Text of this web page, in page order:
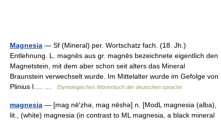
Magnesia — Sf (Mineral) per. Wortschatz fach. (18. Jh.)
Entlehnung. L. magnēs aus gr. magnēs bezeichnete eigentlich den
Magnetstein, mit dem aber schon seit alters das Mineral
Braunstein verwechselt wurde. Im Mittelalter wurde im Gefolge von
Plinius l.… …
Etymologisches Wörterbuch der deutschen sprache
magnesia — [mag nē′zhə, mag nēshə] n. [ModL magnesia (alba),
lit., (white) magnesia (in contrast to ML magnesia, a black mineral